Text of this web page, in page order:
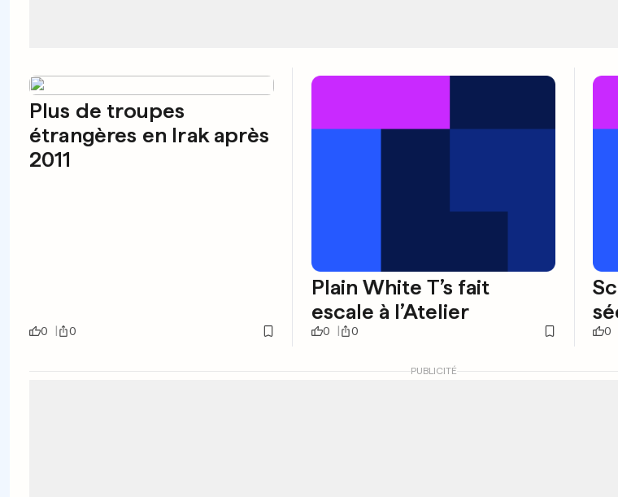
Plus de troupes
étrangères en Irak après
2011
0 0
Plain White T’s fait
escale à l’Atelier
0 0 0
PUBLICITÉ